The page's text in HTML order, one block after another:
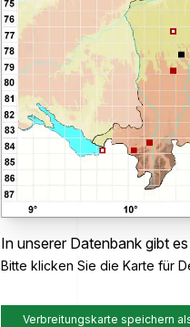
In unserer Datenbank gibt
Bitte klicken Sie die Karte für
Verbreitungskarte speichern